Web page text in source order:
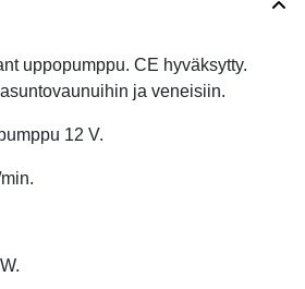
uppopumppu. CE hyväksytty.
ja veneisiin.
12 V.